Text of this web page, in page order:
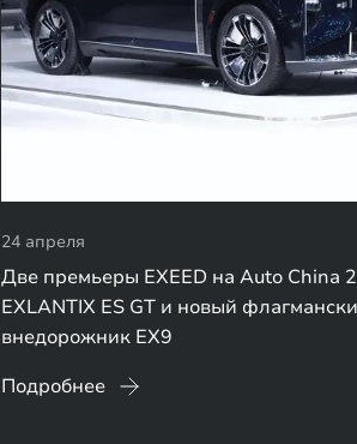
24 апреля
Две премьеры EXEED на Auto China
EXLANTIX ES GT и новый
внедорожник EX9
Подробнее